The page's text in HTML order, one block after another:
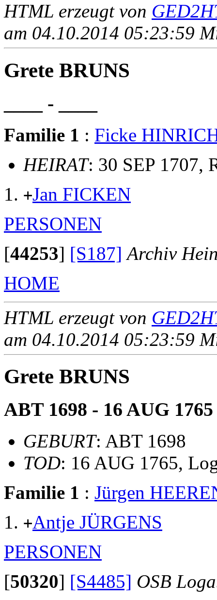
HTML erzeugt von
am 04.10.2014 05:23:59
Grete BRUNS
____ - ____
Familie 1 : Ficke
HEIRAT: 30 SEP 1707,
+Jan FICKEN
PERSONEN
[44253] [S187] Archiv
HOME
HTML erzeugt von
am 04.10.2014 05:23:59
Grete BRUNS
ABT 1698 - 16 AUG 1765
GEBURT: ABT 1698
TOD: 16 AUG 1765,
Familie 1 : Jürgen
+Antje JÜRGENS
PERSONEN
[50320] [S4485] OSB